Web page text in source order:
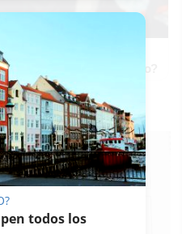
del mundo, ¿está el tuyo?
aquí.
todos los